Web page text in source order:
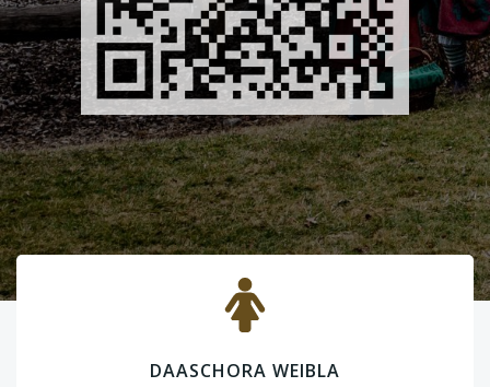
DAASCHORA WEIBLA